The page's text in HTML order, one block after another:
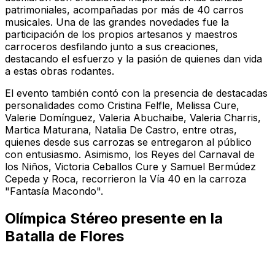
patrimoniales, acompañadas por más de 40 carros
musicales. Una de las grandes novedades fue la
participación de los propios artesanos y maestros
carroceros desfilando junto a sus creaciones,
destacando el esfuerzo y la pasión de quienes dan vida
a estas obras rodantes.
El evento también contó con la presencia de destacadas
personalidades como Cristina Felfle, Melissa Cure,
Valerie Domínguez, Valeria Abuchaibe, Valeria Charris,
Martica Maturana, Natalia De Castro, entre otras,
quienes desde sus carrozas se entregaron al público
con entusiasmo. Asimismo, los Reyes del Carnaval de
los Niños, Victoria Ceballos Cure y Samuel Bermúdez
Cepeda y Roca, recorrieron la Vía 40 en la carroza
"Fantasía Macondo".
Olímpica Stéreo presente en la
Batalla de Flores